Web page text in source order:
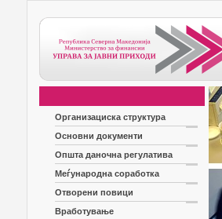
Организациска структура
Основни документи
Општа даночна регулатива
Меѓународна соработка
Отворени повици
Вработување